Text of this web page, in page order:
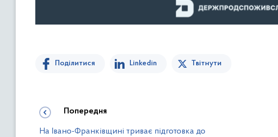
Поділитися Linkedin Твітнути
Попередня
На Івано-Франківщині триває підготовка до